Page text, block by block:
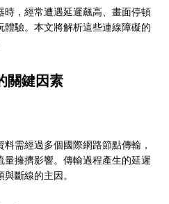
，經常遭遇延遲飆高、畫面停頓
驗。本文將解析這些連線障礙的
關鍵因素
需經過多個國際網路節點傳輸，
擁擠影響。傳輸過程產生的延遲
斷線的主因。